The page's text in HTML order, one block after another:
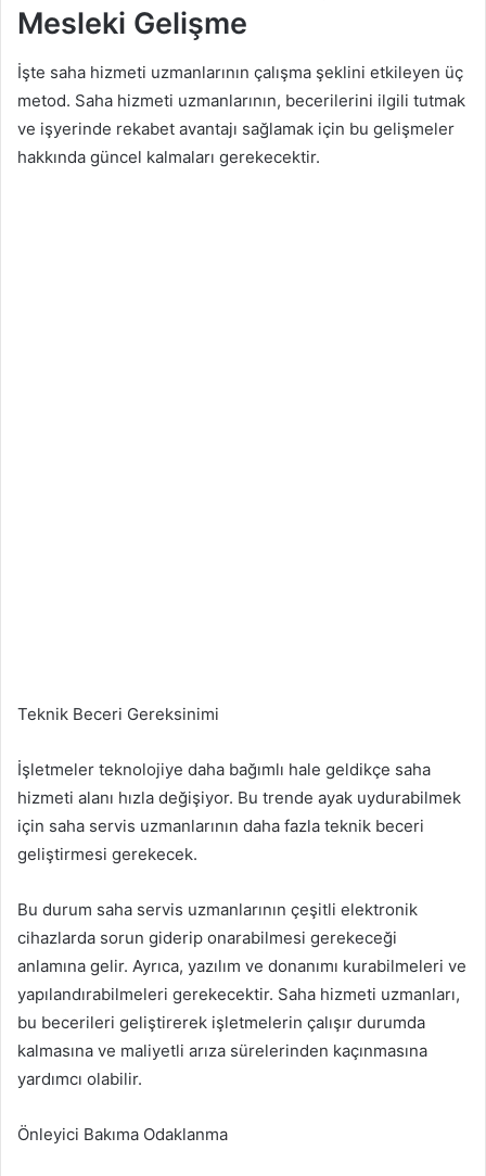
Mesleki Gelişme
İşte saha hizmeti uzmanlarının çalışma şeklini etkileyen üç
metod. Saha hizmeti uzmanlarının, becerilerini ilgili tutmak
ve işyerinde rekabet avantajı sağlamak için bu gelişmeler
hakkında güncel kalmaları gerekecektir.
Teknik Beceri Gereksinimi
İşletmeler teknolojiye daha bağımlı hale geldikçe saha
hizmeti alanı hızla değişiyor. Bu trende ayak uydurabilmek
için saha servis uzmanlarının daha fazla teknik beceri
geliştirmesi gerekecek.
Bu durum saha servis uzmanlarının çeşitli elektronik
cihazlarda sorun giderip onarabilmesi gerekeceği
anlamına gelir. Ayrıca, yazılım ve donanımı kurabilmeleri ve
yapılandırabilmeleri gerekecektir. Saha hizmeti uzmanları,
bu becerileri geliştirerek işletmelerin çalışır durumda
kalmasına ve maliyetli arıza sürelerinden kaçınmasına
yardımcı olabilir.
Önleyici Bakıma Odaklanma